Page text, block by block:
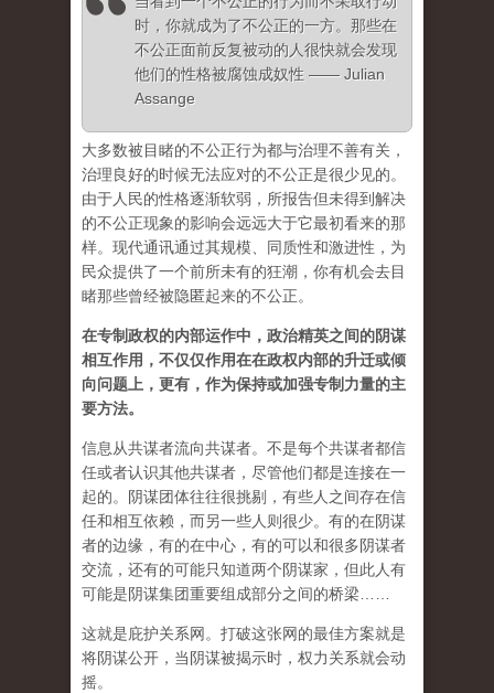
时，你就成为了不公正的一方。那些在
不公正面前反复被动的人很快就会发现
他们的性格被腐蚀成奴性 —— Julian
Assange
大多数被目睹的不公正行为都与治理不善有关，
治理良好的时候无法应对的不公正是很少见的。
由于人民的性格逐渐软弱，所报告但未得到解决
的不公正现象的影响会远远大于它最初看来的那
样。现代通讯通过其规模、同质性和激进性，为
民众提供了一个前所未有的狂潮，你有机会去目
睹那些曾经被隐匿起来的不公正。
在专制政权的内部运作中，政治精英之间的阴谋
相互作用，不仅仅作用在在政权内部的升迁或倾
向问题上，更有，作为保持或加强专制力量的主
要方法。
信息从共谋者流向共谋者。不是每个共谋者都信
任或者认识其他共谋者，尽管他们都是连接在一
起的。阴谋团体往往很挑剔，有些人之间存在信
任和相互依赖，而另一些人则很少。有的在阴谋
者的边缘，有的在中心，有的可以和很多阴谋者
交流，还有的可能只知道两个阴谋家，但此人有
可能是阴谋集团重要组成部分之间的桥梁……
这就是庇护关系网。打破这张网的最佳方案就是
将阴谋公开，当阴谋被揭示时，权力关系就会动
摇。